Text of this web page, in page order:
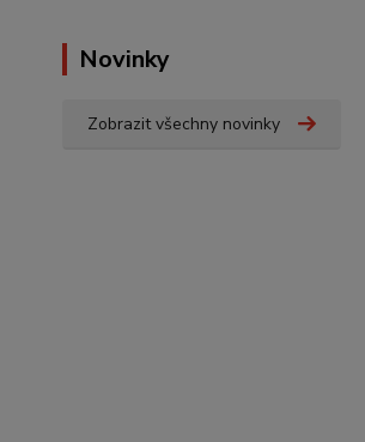
Novinky
Zobrazit všechny novinky